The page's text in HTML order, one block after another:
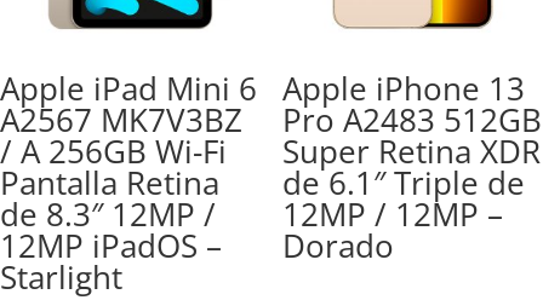
Apple iPad Mini 6
A2567 MK7V3BZ
/ A 256GB Wi-Fi
Pantalla Retina
de 8.3″ 12MP /
12MP iPadOS –
Starlight
Apple iPhone 13
Pro A2483 512GB
Super Retina XDR
de 6.1″ Triple de
12MP / 12MP –
Dorado